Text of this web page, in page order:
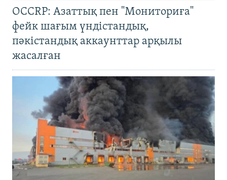
OCCRP: Азаттық пен "Мониториға"
фейк шағым үндістандық,
пәкістандық аккаунттар арқылы
жасалған